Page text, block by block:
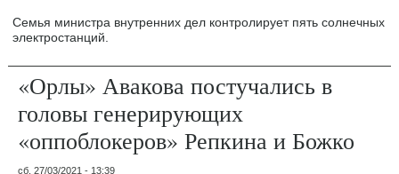
Семья министра внутренних дел контролирует пять солнечных
электростанций.
«Орлы» Авакова постучались в
головы генерирующих
«оппоблокеров» Репкина и Божко
сб, 27/03/2021 - 13:39